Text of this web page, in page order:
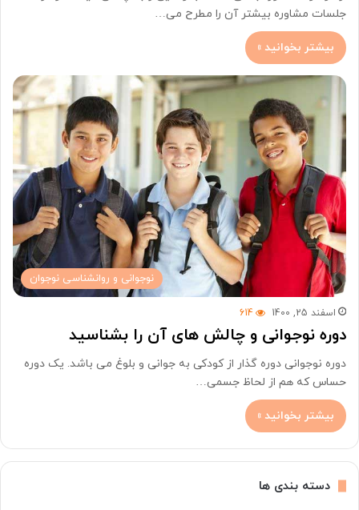
جلسات مشاوره بیشتر آن را مطرح می…
بیشتر بخوانید »
نوجوانی و روانشناسی نوجوان
اسفند 25, 1400 614
دوره نوجوانی و چالش های آن را بشناسید
دوره نوجوانی دوره گذار از کودکی به جوانی و بلوغ می باشد. یک دوره
حساس که هم از لحاظ جسمی…
بیشتر بخوانید »
دسته بندی ها